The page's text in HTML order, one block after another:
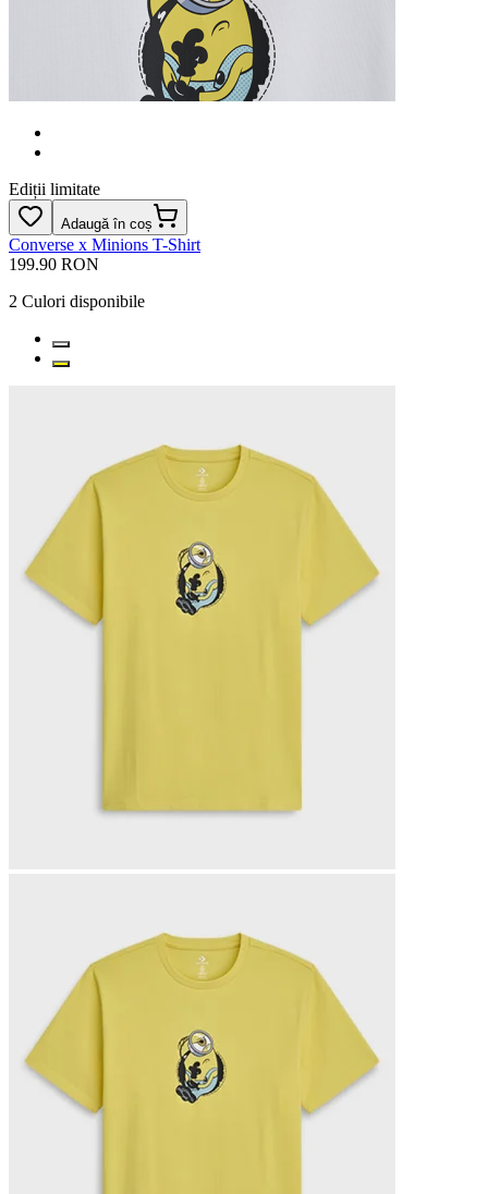
Ediții limitate
Adaugă în coș
Converse x Minions T-Shirt
199.90 RON
2 Culori disponibile